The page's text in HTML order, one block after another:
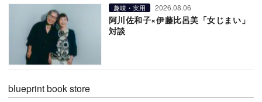
趣味・実用 2026.08.06
阿川佐和子×伊藤比呂美「女じまい」
対談
blueprint book store